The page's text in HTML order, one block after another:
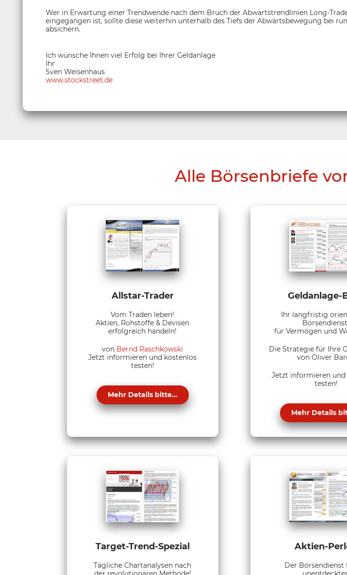
Wer in Erwartung einer Trendwende nach dem Bruch der Abwärtstrendlinien Long-
eingegangen ist, sollte diese weiterhin unterhalb des Tiefs der Abwärtsbewegung bei rund
absichern.
Ich wünsche Ihnen viel Erfolg bei Ihrer Geldanlage
Ihr
Sven Weisenhaus
www.stockstreet.de
Alle Börsenbriefe
Allstar-Trader
Vom Traden leben!
Aktien, Rohstoffe & Devisen
erfolgreich handeln!
von Bernd Raschkowski
Jetzt informieren und kostenlos
testen!
Mehr Details bitte...
Geldanlage-
Ihr langfristig
Börsendienst
für Vermögen und
Die Strategie für Ihre
von Oliver
Jetzt informieren
testen!
Mehr Details
Target-Trend-Spezial
Tägliche Chartanalysen nach
Aktien-
Der Börsendienst